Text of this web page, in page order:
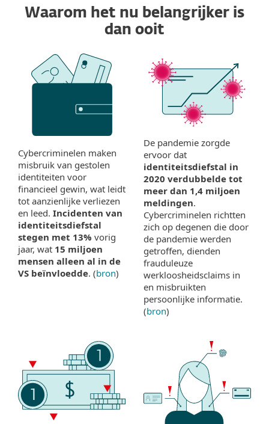
Waarom het nu belangrijker is
dan ooit
Cybercriminelen maken
misbruik van gestolen
identiteiten voor
financieel gewin, wat leidt
tot aanzienlijke verliezen
en leed. Incidenten van
identiteitsdiefstal
stegen met 13% vorig
jaar, wat 15 miljoen
mensen alleen al in de
VS beïnvloedde. (bron)
De pandemie zorgde
ervoor dat
identiteitsdiefstal in
2020 verdubbelde tot
meer dan 1,4 miljoen
meldingen.
Cybercriminelen richtten
zich op degenen die door
de pandemie werden
getroffen, dienden
frauduleuze
werkloosheidsclaims in
en misbruikten
persoonlijke informatie.
(bron)